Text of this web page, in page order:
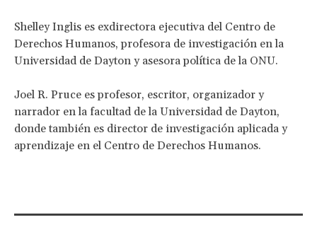
Shelley Inglis es exdirectora ejecutiva del Centro de
Derechos Humanos, profesora de investigación en la
Universidad de Dayton y asesora política de la ONU.
Joel R. Pruce es profesor, escritor, organizador y
narrador en la facultad de la Universidad de Dayton,
donde también es director de investigación aplicada y
aprendizaje en el Centro de Derechos Humanos.